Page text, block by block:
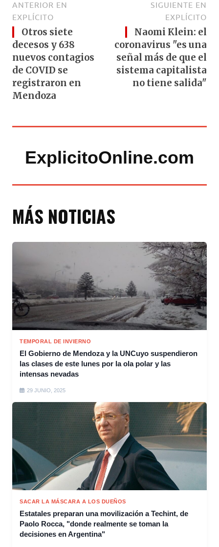
ANTERIOR EN
EXPLÍCITO
Otros siete
decesos y 638
nuevos contagios
de COVID se
registraron en
Mendoza
SIGUIENTE EN
EXPLÍCITO
Naomi Klein: el
coronavirus "es una
señal más de que el
sistema capitalista
no tiene salida"
ExplicitoOnline.com
MÁS NOTICIAS
TEMPORAL DE INVIERNO
El Gobierno de Mendoza y la UNCuyo suspendieron
las clases de este lunes por la ola polar y las
intensas nevadas
29 JUNIO, 2025
SACAR LA MÁSCARA A LOS DUEÑOS
Estatales preparan una movilización a Techint, de
Paolo Rocca, "donde realmente se toman la
decisiones en Argentina"